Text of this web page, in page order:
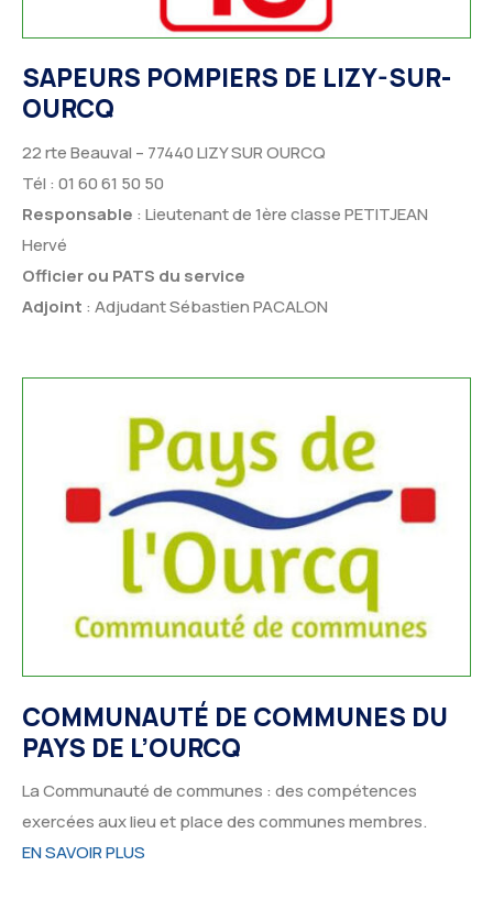
SAPEURS POMPIERS DE LIZY-SUR-
OURCQ
22 rte Beauval – 77440 LIZY SUR OURCQ
Tél : 01 60 61 50 50
Responsable : Lieutenant de 1ère classe PETITJEAN
Hervé
Officier ou PATS du service
Adjoint : Adjudant Sébastien PACALON
COMMUNAUTÉ DE COMMUNES DU
PAYS DE L’OURCQ
La Communauté de communes : des compétences
exercées aux lieu et place des communes membres.
EN SAVOIR PLUS